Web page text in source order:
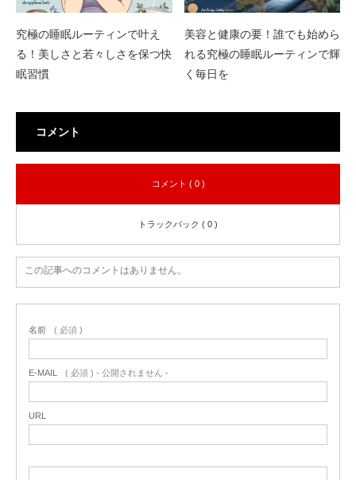
究極の睡眠ルーティンで叶え
る！美しさと若々しさを保つ快
眠習慣
美容と健康の要！誰でも始めら
れる究極の睡眠ルーティンで輝
く毎日を
コメント
コメント ( 0 )
トラックバック ( 0 )
この記事へのコメントはありません。
名前 ( 必須 )
E-MAIL ( 必須 ) - 公開されません -
URL